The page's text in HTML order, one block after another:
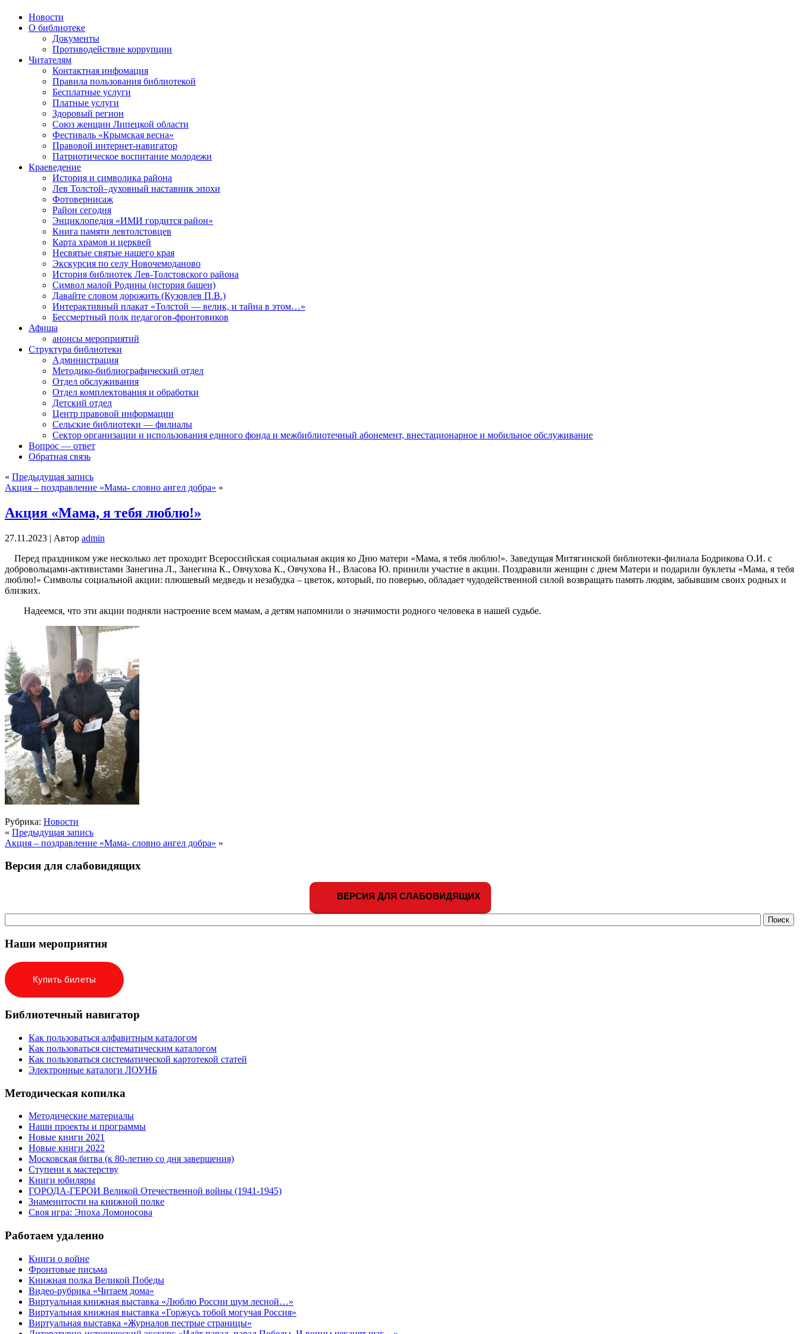
Новости
О библиотеке
Документы
Противодействие коррупции
Читателям
Контактная инфомация
Правила пользования библиотекой
Бесплатные услуги
Платные услуги
Здоровый регион
Союз женщин Липецкой области
Фестиваль «Крымская весна»
Правовой интернет-навигатор
Патриотическое воспитание молодежи
Краеведение
История и символика района
Лев Толстой–духовный наставник эпохи
Фотовернисаж
Район сегодня
Энциклопедия «ИМИ гордится район»
Книга памяти левтолстовцев
Карта храмов и церквей
Несвятые святые нашего края
Экскурсия по селу Новочемоданово
История библиотек Лев-Толстовского района
Символ малой Родины (история башен)
Давайте словом дорожить (Кузовлев П.В.)
Интерактивный плакат «Толстой — велик, и тайна в этом…»
Бессмертный полк педагогов-фронтовиков
Афиша
анонсы мероприятий
Структура библиотеки
Администрация
Методико-библиографический отдел
Отдел обслуживания
Отдел комплектования и обработки
Детский отдел
Центр правовой информации
Сельские библиотеки — филиалы
Сектор организации и использования единого фонда и межбиблиотечный абонемент, внестационарное и мобильное обслуживание
Вопрос — ответ
Обратная связь
« Предыдущая запись
Акция – поздравление «Мама- словно ангел добра» »
Акция «Мама, я тебя люблю!»
27.11.2023 | Автор admin
Перед праздником уже несколько лет проходит Всероссийская социальная акция ко Дню матери «Мама, я тебя люблю!». Заведущая Митягинской библиотеки-филиала Бодрикова О.И. с
добровольцами-активистами Занегина Л., Занегина К., Овчухова К., Овчухова Н., Власова Ю. принили участие в акции. Поздравили женщин с днем Матери и подарили буклеты «Мама, я тебя
люблю!» Символы социальной акции: плюшевый медведь и незабудка – цветок, который, по поверью, обладает чудодейственной силой возвращать память людям, забывшим своих родных и
близких.
Надеемся, что эти акции подняли настроение всем мамам, а детям напомнили о значимости родного человека в нашей судьбе.
Рубрика: Новости
« Предыдущая запись
Акция – поздравление «Мама- словно ангел добра» »
Версия для слабовидящих
ВЕРСИЯ ДЛЯ СЛАБОВИДЯЩИХ
Наши мероприятия
Купить билеты
Библиотечный навигатор
Как пользоваться алфавитным каталогом
Как пользоваться систематическим каталогом
Как пользоваться систематической картотекой статей
Электронные каталоги ЛОУНБ
Методическая копилка
Методические материалы
Наши проекты и программы
Новые книги 2021
Новые книги 2022
Московская битва (к 80-летию со дня завершения)
Ступени к мастерству
Книги юбиляры
ГОРОДА-ГЕРОИ Великой Отечественной войны (1941-1945)
Знаменитости на книжной полке
Своя игра: Эпоха Ломоносова
Работаем удаленно
Книги о войне
Фронтовые письма
Книжная полка Великой Победы
Видео-рубрика «Читаем дома»
Виртуальная книжная выставка «Люблю России шум лесной…»
Виртуальная книжная выставка «Горжусь тобой могучая Россия»
Виртуальная выставка «Журналов пестрые страницы»